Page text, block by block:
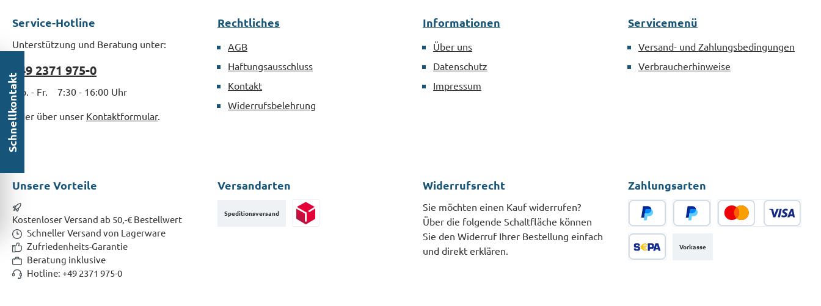
oder Ausreißen während
Montage.MaterialStahl
verzinkt nach DIN 3126
verzinkt nach DIN 3126
oder Ausreißen während
Montage.MaterialStahl
verzinkt nach DIN 3126
Service-Hotline
Unterstützung und Beratung unter:
+49 2371 975-0
Mo. - Fr. 7:30 - 16:00 Uhr
Oder über unser Kontaktformular.
Rechtliches
AGB
Haftungsausschluss
Kontakt
Widerrufsbelehrung
Informationen
Über uns
Datenschutz
Impressum
Servicemenü
Versand- und Zahlungsbedingungen
Verbraucherhinweise
Unsere Vorteile
Kostenloser Versand ab 50,-€ Bestellwert
Schneller Versand von Lagerware
Zufriedenheits-Garantie
Beratung inklusive
Hotline: +49 2371 975-0
Versandarten
Speditionsversand
Widerrufsrecht
Sie möchten einen Kauf widerrufen?
Über die folgende Schaltfläche können
Sie den Widerruf Ihrer Bestellung einfach
und direkt erklären.
Zahlungsarten
PayPal
Vorkasse
Schnellkontakt